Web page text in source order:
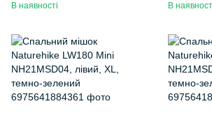
В наявності В